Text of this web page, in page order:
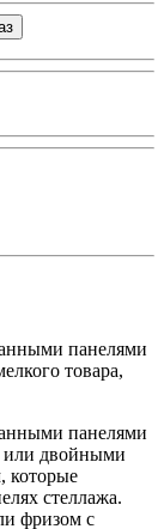
панелями
товара,
панелями
или двойными
которые
стеллажа.
фризом с